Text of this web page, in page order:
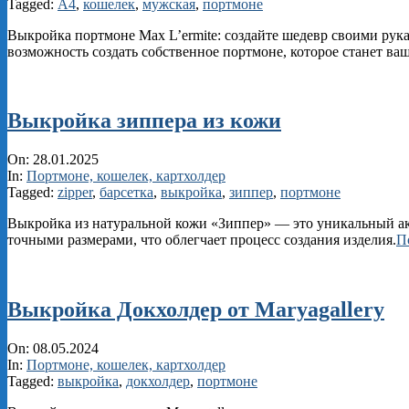
Tagged: А4, кошелек, мужская, портмоне
Выкройка портмоне Max L’ermite: создайте шедевр своими
возможность создать собственное портмоне, которое станет
Выкройка зиппера из кожи
2025-
01-
28
On: 28.01.2025
In: Портмоне, кошелек, картхолдер
Tagged: zipper, барсетка, выкройка, зиппер, портмоне
Выкройка из натуральной кожи «Зиппер» — это уникальный
точными размерами, что облегчает процесс создания изделия.
Выкройка Докхолдер от Maryagallery
2024-
05-
08
On: 08.05.2024
In: Портмоне, кошелек, картхолдер
Tagged: выкройка, докхолдер, портмоне